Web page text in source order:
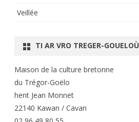
Veillée
TI AR VRO TREGER-GOUELOÙ
Maison de la culture bretonne
du Trégor-Goëlo
hent Jean Monnet
22140 Kawan / Cavan